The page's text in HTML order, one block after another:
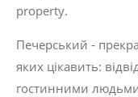
property.
Печерський -
яких цікавить:
гостинними